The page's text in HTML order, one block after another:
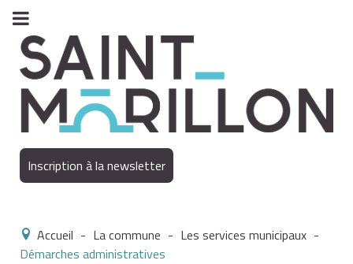
Inscription à la newsletter
Accueil - La commune - Les services municipaux -
Démarches administratives